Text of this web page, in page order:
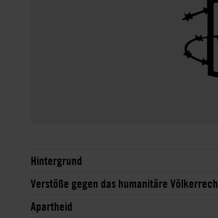
Hintergrund
Verstöße gegen das humanitäre
Apartheid